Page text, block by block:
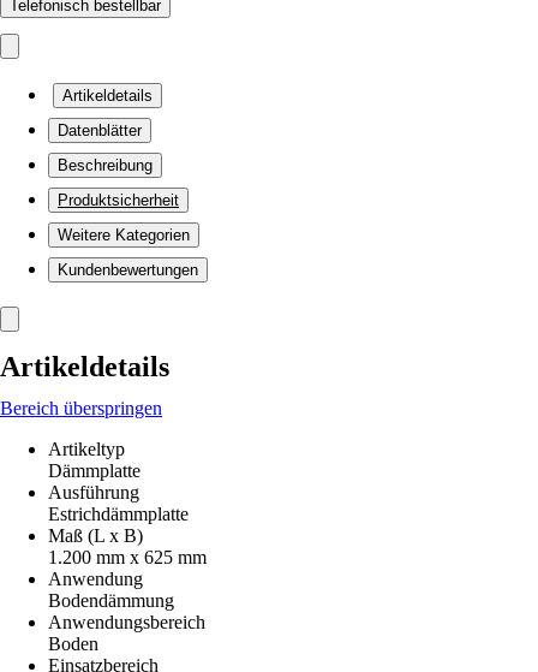
Telefonisch bestellbar
Artikeldetails
Datenblätter
Beschreibung
Produktsicherheit
Weitere Kategorien
Kundenbewertungen
Artikeldetails
Bereich überspringen
Artikeltyp
Dämmplatte
Ausführung
Estrichdämmplatte
Maß (L x B)
1.200 mm x 625 mm
Anwendung
Bodendämmung
Anwendungsbereich
Boden
Einsatzbereich